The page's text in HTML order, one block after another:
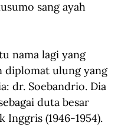
sang ayah
nama lagi yang
diplomat ulung yang
dr. Soebandrio. Dia
duta besar
(1946-1954).